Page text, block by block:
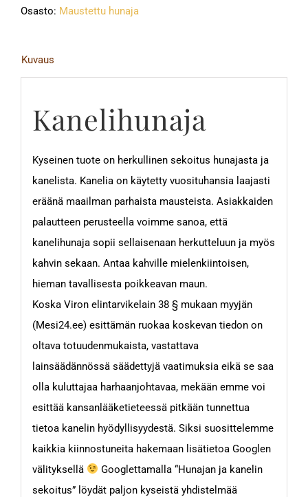
Osasto: Maustettu hunaja
Kuvaus
Kanelihunaja
Kyseinen tuote on herkullinen sekoitus hunajasta ja
kanelista. Kanelia on käytetty vuosituhansia laajasti
eräänä maailman parhaista mausteista. Asiakkaiden
palautteen perusteella voimme sanoa, että
kanelihunaja sopii sellaisenaan herkutteluun ja myös
kahvin sekaan. Antaa kahville mielenkiintoisen,
hieman tavallisesta poikkeavan maun.
Koska Viron elintarvikelain 38 § mukaan myyjän
(Mesi24.ee) esittämän ruokaa koskevan tiedon on
oltava totuudenmukaista, vastattava
lainsäädännössä säädettyjä vaatimuksia eikä se saa
olla kuluttajaa harhaanjohtavaa, mekään emme voi
esittää kansanlääketieteessä pitkään tunnettua
tietoa kanelin hyödyllisyydestä. Siksi suosittelemme
kaikkia kiinnostuneita hakemaan lisätietoa Googlen
välityksellä
Googlettamalla “Hunajan ja kanelin
sekoitus” löydät paljon kyseistä yhdistelmää